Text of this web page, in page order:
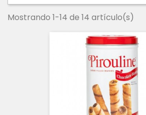
Mostrando 1-14 de 14 artículo(s)